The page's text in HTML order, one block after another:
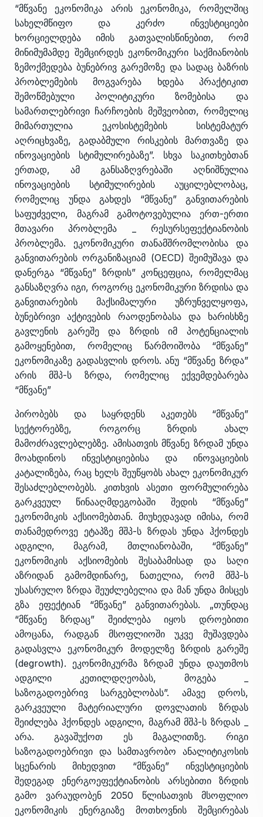
“მწვანე ეკონომიკა არის ეკონომიკა, რომელშიც
სახელმწიფო და კერძო ინვესტიციები
ხორციელდება იმის გათვალისწინებით, რომ
მინიმუმამდე შემცირდეს ეკონომიკური საქმიანობის
ზემოქმედება ბუნებრივ გარემოზე და სადაც ბაზრის
პრობლემების მოგვარება ხდება პრაქტიკით
შემოწმებული პოლიტიკური ზომებისა და
სამართლებრივი ჩარჩოების მეშვეობით, რომელიც
მიმართულია ეკოსისტემების სისტემატურ
აღრიცხვაზე, გადაბმული რისკების მართვაზე და
ინოვაციების სტიმულირებაზე”. სხვა საკითხებთან
ერთად, ამ განსაზღვრებაში აღნიშნულია
ინოვაციების სტიმულირების აუცილებლობაც,
რომელიც უნდა გახდეს “მწვანე” განვითარების
საფუძველი, მაგრამ გამოტოვებულია ერთ-ერთი
მთავარი პრობლემა _ რესურსეფექტიანობის
პრობლემა. ეკონომიკური თანამშრომლობისა და
განვითარების ორგანიზაციამ (OECD) შეიმუშავა და
დანერგა “მწვანე” ზრდის” კონცეფცია, რომელმაც
განსაზღვრა იგი, როგორც ეკონომიკური ზრდისა და
განვითარების მაქსიმალური უზრუნველყოფა,
ბუნებრივი აქტივების რაოდენობასა და ხარისხზე
გავლენის გარეშე და ზრდის იმ პოტენციალის
გამოყენებით, რომელიც წარმოიშობა “მწვანე”
ეკონომიკაზე გადასვლის დროს. ანუ “მწვანე ზრდა”
არის მშპ-ს ზრდა, რომელიც ექვემდებარება
“მწვანე”
პირობებს და საყრდენს აკეთებს “მწვანე”
სექტორებზე, როგორც ზრდის ახალ
მამოძრავლებლებზე. ამისათვის მწვანე ზრდამ უნდა
მოახდინოს ინვესტიციებისა და ინოვაციების
კატალიზება, რაც ხელს შეუწყობს ახალ ეკონომიკურ
შესაძლებლობებს. კითხვის ასეთი ფორმულირება
გარკვეულ წინააღმდეგობაში შედის “მწვანე”
ეკონომიკის აქსიომებთან. მიუხედავად იმისა, რომ
თანამედროვე ეტაპზე მშპ-ს ზრდას უნდა ჰქონდეს
ადგილი, მაგრამ, მთლიანობაში, “მწვანე”
ეკონომიკის აქსიომების შესაბამისად და საღი
აზრიდან გამომდინარე, ნათელია, რომ მშპ-ს
უსასრულო ზრდა შეუძლებელია და მან უნდა მისცეს
გზა ეფექტიან “მწვანე” განვითარებას. „თუნდაც
“მწვანე ზრდაც” შეიძლება იყოს დროებითი
ამოცანა, რადგან მსოფლიოში უკვე მუშავდება
გადასვლა ეკონომიკურ მოდელზე ზრდის გარეშე
(degrowth). ეკონომიკურმა ზრდამ უნდა დაუთმოს
ადგილი კეთილდღეობას, მოგება _
საზოგადოებრივ სარგებლობას”. ამავე დროს,
გარკვეული მატერიალური დოვლათის ზრდას
შეიძლება ჰქონდეს ადგილი, მაგრამ მშპ-ს ზრდას _
არა. გავაშუქოთ ეს მაგალითზე. რიგი
საზოგადოებრივი და სამთავრობო ანალიტიკოსის
სცენარის მიხედვით “მწვანე” ინვესტიციების
შედეგად ენერგოეფექტიანობის არსებითი ზრდის
გამო ვარაუდობენ 2050 წლისათვის მსოფლიო
ეკონომიკის ენერგიაზე მოთხოვნის შემცირებას